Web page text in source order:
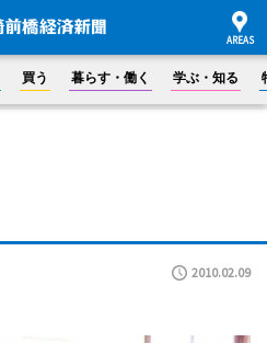
買う 暮らす・働く 学ぶ・知る
2010.02.09